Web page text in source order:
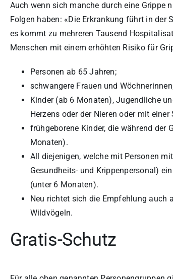
Auch wenn sich manche durch eine Grippe
Folgen haben: «Die Erkrankung führt in
es kommt zu mehreren Tausend
Menschen mit einem erhöhten Risiko für
Personen ab 65 Jahren;
schwangere Frauen und
Kinder (ab 6 Monaten), Jugendliche
Herzens oder der Nieren oder mit
frühgeborene Kinder, die während der
Monaten).
All diejenigen, welche mit Personen
Gesundheits- und Krippenpersonal)
(unter 6 Monaten).
Neu richtet sich die Empfehlung auch
Wildvögeln.
Gratis-Schutz